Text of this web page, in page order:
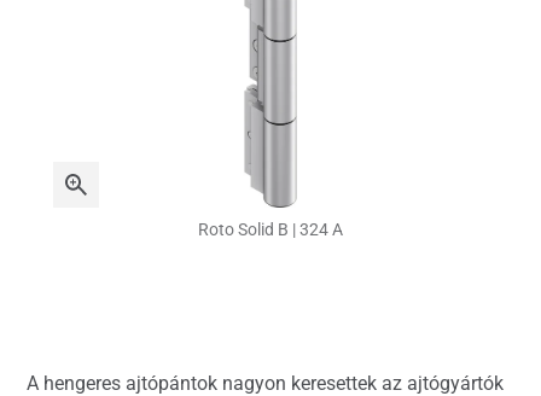
Roto Solid B | 324 A
A hengeres ajtópántok nagyon keresettek az ajtógyártók